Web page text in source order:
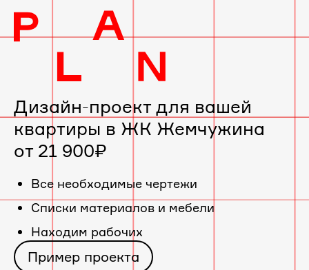
интерьера
для
вашей
квартиры
в
«ЖК
Жемчужина»
Дизайн-проект для вашей
квартиры в ЖК Жемчужина
от 21 900₽
Все необходимые чертежи
Cписки материалов и мебели
Находим рабочих
Пример проекта